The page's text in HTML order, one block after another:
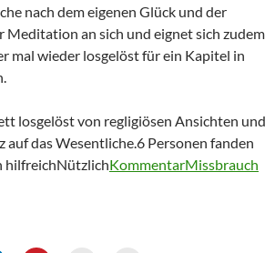
nach dem eigenen Glück und der
Meditation an sich und eignet sich zudem
mal wieder losgelöst für ein Kapitel in
losgelöst von regligiösen Ansichten und
auf das Wesentliche.6 Personen fanden
hilfreichNützlichKommentarMissbrauch